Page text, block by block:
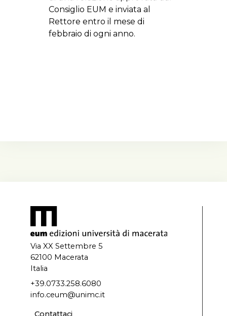
Consiglio EUM e inviata al
Rettore entro il mese di
febbraio di ogni anno.
Via XX Settembre 5
62100 Macerata
Italia
+39.0733.258.6080
info.ceum@unimc.it
Contattaci